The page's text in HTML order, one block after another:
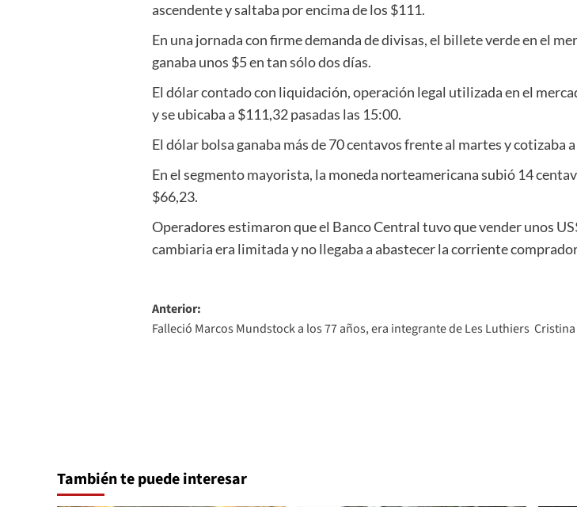
ascendente y saltaba por encima de los $111.
En una jornada con firme demanda de divisas, el billete verde en el
ganaba unos $5 en tan sólo dos días.
El dólar contado con liquidación, operación legal utilizada en el
y se ubicaba a $111,32 pasadas las 15:00.
El dólar bolsa ganaba más de 70 centavos frente al martes y cotizaba
En el segmento mayorista, la moneda norteamericana subió 14
$66,23.
Operadores estimaron que el Banco Central tuvo que vender unos
cambiaria era limitada y no llegaba a abastecer la corriente
Navegación
de
Anterior:
Falleció Marcos Mundstock a los 77 años, era integrante de Les Luthiers
También te puede interesar